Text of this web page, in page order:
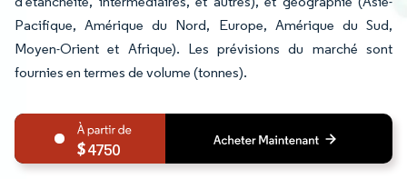
Pacifique, Amérique du Nord, Europe, Amérique du Sud,
Moyen-Orient et Afrique). Les prévisions du marché sont
fournies en termes de volume (tonnes).
4750